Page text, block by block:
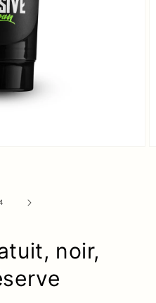
noir,